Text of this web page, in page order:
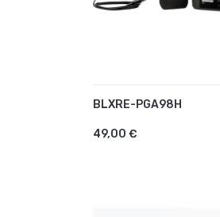
BLXRE-PGA98H
49,00 €